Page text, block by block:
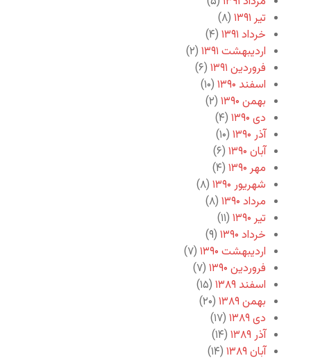
تیر ۱۳۹۱
(۸)
خرداد ۱۳۹۱
(۴)
اردیبهشت ۱۳۹۱
(۲)
فروردین ۱۳۹۱
(۶)
اسفند ۱۳۹۰
(۱۰)
بهمن ۱۳۹۰
(۲)
دی ۱۳۹۰
(۴)
آذر ۱۳۹۰
(۱۰)
آبان ۱۳۹۰
(۶)
مهر ۱۳۹۰
(۴)
شهریور ۱۳۹۰
(۸)
مرداد ۱۳۹۰
(۸)
تیر ۱۳۹۰
(۱۱)
خرداد ۱۳۹۰
(۹)
اردیبهشت ۱۳۹۰
(۷)
فروردین ۱۳۹۰
(۷)
اسفند ۱۳۸۹
(۱۵)
بهمن ۱۳۸۹
(۲۰)
دی ۱۳۸۹
(۱۷)
آذر ۱۳۸۹
(۱۴)
آبان ۱۳۸۹
(۱۴)